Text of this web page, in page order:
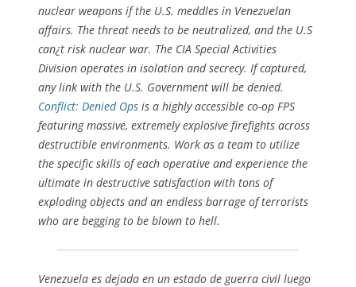
nuclear weapons if the U.S. meddles in Venezuelan
affairs. The threat needs to be neutralized, and the U.S
can¿t risk nuclear war. The CIA Special Activities
Division operates in isolation and secrecy. If captured,
any link with the U.S. Government will be denied.
Conflict: Denied Ops is a highly accessible co-op FPS
featuring massive, extremely explosive firefights across
destructible environments. Work as a team to utilize
the specific skills of each operative and experience the
ultimate in destructive satisfaction with tons of
exploding objects and an endless barrage of terrorists
who are begging to be blown to hell.
Venezuela es dejada en un estado de guerra civil luego